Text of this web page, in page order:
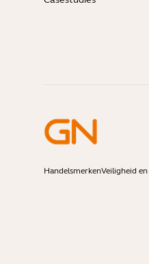
HandelsmerkenVeiligheid